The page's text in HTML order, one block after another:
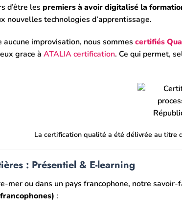
d’être les premiers à avoir digitalisé la
nouvelles technologies d’apprentissage.
improvisation, nous sommes certifiés
grace à ATALIA certification. Ce qui permet,
La certification qualité a été délivrée au titre
: Présentiel & E-learning
mer ou dans un pays francophone, notre
: